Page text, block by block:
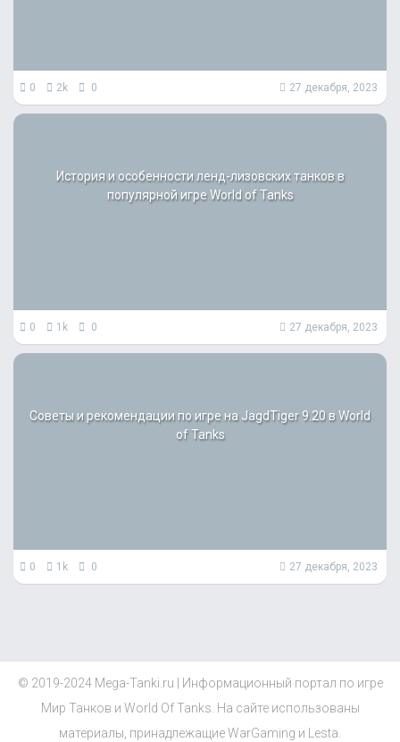
0 2k 0 27 декабря, 2023
История и особенности ленд-лизовских танков в
популярной игре World of Tanks
0 1k 0 27 декабря, 2023
Советы и рекомендации по игре на JagdTiger 9.20 в World
of Tanks
0 1k 0 27 декабря, 2023
© 2019-2024 Mega-Tanki.ru | Информационный портал по игре
Мир Танков и World Of Tanks. На сайте использованы
материалы, принадлежащие WarGaming и Lesta.